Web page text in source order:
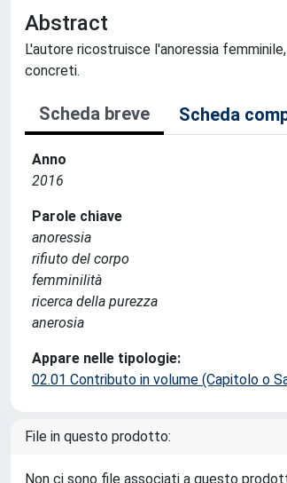
Abstract
L'autore ricostruisce l'anoressia
concreti.
Scheda breve Scheda
Anno
2016
Parole chiave
anoressia
rifiuto del corpo
femminilità
ricerca della purezza
anerosia
Appare nelle tipologie:
02.01 Contributo in volume (Capitolo o
File in questo prodotto:
Non ci sono file associati a questo